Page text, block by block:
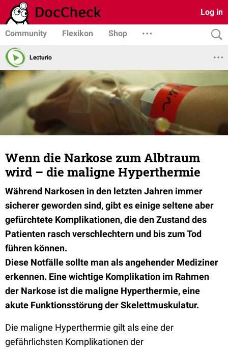
Log in
Community Flexikon Shop
Lecturio
Wenn die Narkose zum Albtraum
wird – die maligne Hyperthermie
Während Narkosen in den letzten Jahren immer
sicherer geworden sind, gibt es einige seltene aber
gefürchtete Komplikationen, die den Zustand des
Patienten rasch verschlechtern und bis zum Tod
führen können.
Diese Notfälle sollte man als angehender Mediziner
erkennen. Eine wichtige Komplikation im Rahmen
der Narkose ist die maligne Hyperthermie, eine
akute Funktionsstörung der Skelettmuskulatur.
Die maligne Hyperthermie gilt als eine der
gefährlichsten Komplikationen der